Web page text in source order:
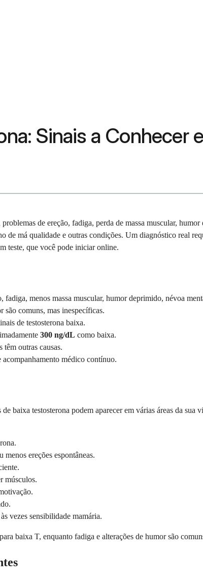
Sinais a Conhecer
de ereção, fadiga, perda de massa muscular,
de má qualidade e outras condições. Um diagnóstico real
teste, que você pode iniciar online.
menos massa muscular, humor deprimido, névoa
são comuns, mas inespecíficas.
de testosterona baixa.
300 ng/dL como baixa.
outras causas.
médico contínuo.
baixa testosterona podem aparecer em várias áreas da
ereções espontâneas.
músculos.
vezes sensibilidade mamária.
baixa T, enquanto fadiga e alterações de humor são